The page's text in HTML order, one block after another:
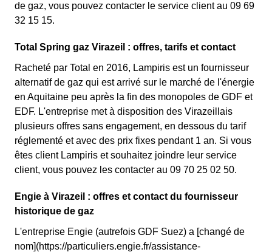
de gaz, vous pouvez contacter le service client au 09 69
32 15 15.
Total Spring gaz Virazeil : offres, tarifs et contact
Racheté par Total en 2016, Lampiris est un fournisseur
alternatif de gaz qui est arrivé sur le marché de l'énergie
en Aquitaine peu après la fin des monopoles de GDF et
EDF. L'entreprise met à disposition des Virazeillais
plusieurs offres sans engagement, en dessous du tarif
réglementé et avec des prix fixes pendant 1 an. Si vous
êtes client Lampiris et souhaitez joindre leur service
client, vous pouvez les contacter au 09 70 25 02 50.
Engie à Virazeil : offres et contact du fournisseur
historique de gaz
L'entreprise Engie (autrefois GDF Suez) a [changé de
nom](https://particuliers.engie.fr/assistance-